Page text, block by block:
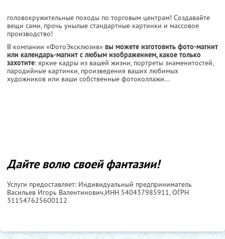
головокружительные походы по торговым центрам! Создавайте
вещи сами, прочь унылые стандартные картинки и массовое
производство!
В компании «ФотоЭксклюзив» вы можете изготовить фото-магнит
или календарь-магнит с любым изображением, какое только
захотите: яркие кадры из вашей жизни, портреты знаменитостей,
пародийные картинки, произведения ваших любимых
художников или ваши собственные фотоколлажи...
Дайте волю своей фантазии!
Услуги предоставляет: Индивидуальный предприниматель
Васильев Игорь Валентинович,ИНН 540437985911, ОГРН
311547625600112